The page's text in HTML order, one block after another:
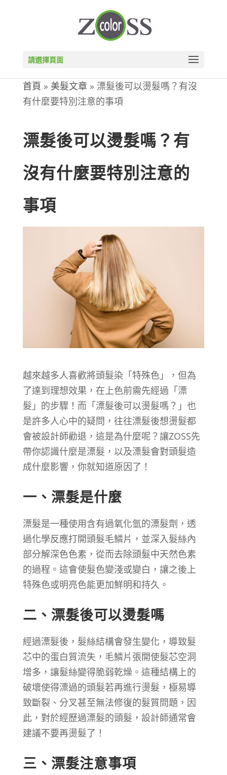
請選擇頁面
首頁 » 美髮文章 » 漂髮後可以燙髮嗎？有沒
有什麼要特別注意的事項
漂髮後可以燙髮嗎？有
沒有什麼要特別注意的
事項
越來越多人喜歡將頭髮染「特殊色」，但為
了達到理想效果，在上色前需先經過「漂
髮」的步驟！而「漂髮後可以燙髮嗎？」也
是許多人心中的疑問，往往漂髮後想燙髮都
會被設計師勸退，這是為什麼呢？讓ZOSS先
帶你認識什麼是漂髮，以及漂髮會對頭髮造
成什麼影響，你就知道原因了！
一、 漂髮是什麼
漂髮是一種使用含有過氧化氫的漂髮劑，透
過化學反應打開頭髮毛鱗片，並深入髮絲內
部分解深色色素，從而去除頭髮中天然色素
的過程。這會使髮色變淺或變白，讓之後上
特殊色或明亮色能更加鮮明和持久。
二、 漂髮後可以燙髮嗎
經過漂髮後，髮絲結構會發生變化，導致髮
芯中的蛋白質流失，毛鱗片張開使髮芯空洞
增多，讓髮絲變得脆弱乾燥。這種結構上的
破壞使得漂過的頭髮若再進行燙髮，極易導
致斷裂、分叉甚至無法修復的髮質問題，因
此，對於經歷過漂髮的頭髮，設計師通常會
建議不要再燙髮了！
三、 漂髮注意事項